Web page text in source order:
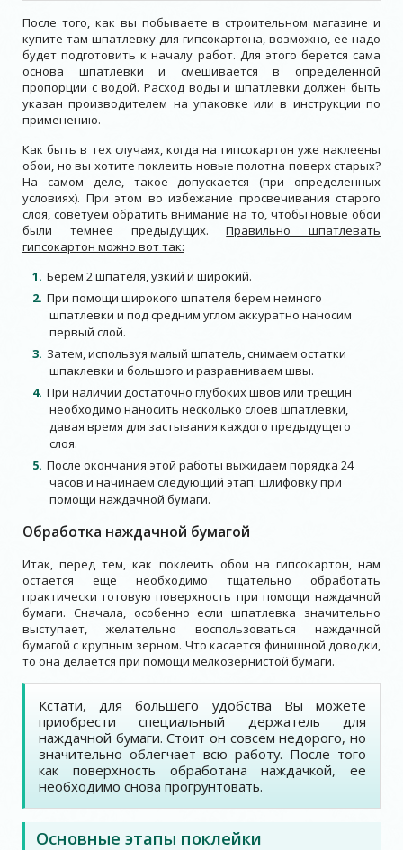
После того, как вы побываете в строительном магазине и
купите там шпатлевку для гипсокартона, возможно, ее надо
будет подготовить к началу работ. Для этого берется сама
основа шпатлевки и смешивается в определенной
пропорции с водой. Расход воды и шпатлевки должен быть
указан производителем на упаковке или в инструкции по
применению.
Как быть в тех случаях, когда на гипсокартон уже наклеены
обои, но вы хотите поклеить новые полотна поверх старых?
На самом деле, такое допускается (при определенных
условиях). При этом во избежание просвечивания старого
слоя, советуем обратить внимание на то, чтобы новые обои
были темнее предыдущих.Правильно шпатлевать
гипсокартон можно вот так:
Берем 2 шпателя, узкий и широкий.
При помощи широкого шпателя берем немного
шпатлевки и под средним углом аккуратно наносим
первый слой.
Затем, используя малый шпатель, снимаем остатки
шпаклевки и большого и разравниваем швы.
При наличии достаточно глубоких швов или трещин
необходимо наносить несколько слоев шпатлевки,
давая время для застывания каждого предыдущего
слоя.
После окончания этой работы выжидаем порядка 24
часов и начинаем следующий этап: шлифовку при
помощи наждачной бумаги.
Обработка наждачной бумагой
Итак, перед тем, как поклеить обои на гипсокартон, нам
остается еще необходимо тщательно обработать
практически готовую поверхность при помощи наждачной
бумаги. Сначала, особенно если шпатлевка значительно
выступает, желательно воспользоваться наждачной
бумагой с крупным зерном. Что касается финишной доводки,
то она делается при помощи мелкозернистой бумаги.
Кстати, для большего удобства Вы можете
приобрести специальный держатель для
наждачной бумаги. Стоит он совсем недорого, но
значительно облегчает всю работу. После того
как поверхность обработана наждачкой, ее
необходимо снова прогрунтовать.
Основные этапы поклейки